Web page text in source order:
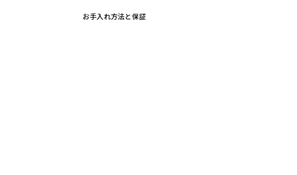
お手入れ方法と保証